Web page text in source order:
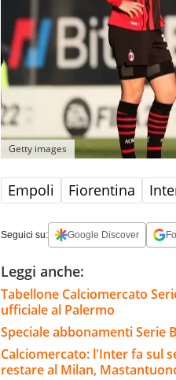
Getty images
Empoli Fiorentina
Seguici su: Google Discover
Leggi anche:
Tabellone Calciomercato
ufficiale al Palermo
Speciale abbonamenti Serie
Calciomercato: l'Inter fa sul
restare al Milan,